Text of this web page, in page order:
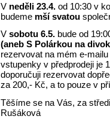
V neděli 23.4. od 10:30 v
budeme mší svatou
V sobotu 6.5. bude od
(aneb S Polárkou na
rezervovat na mém e-mailu
vstupenky v předprodeji je
doporučuji rezervovat
za 200,- Kč, a to pouze v
Těšíme se na Vás, za
Rušáková